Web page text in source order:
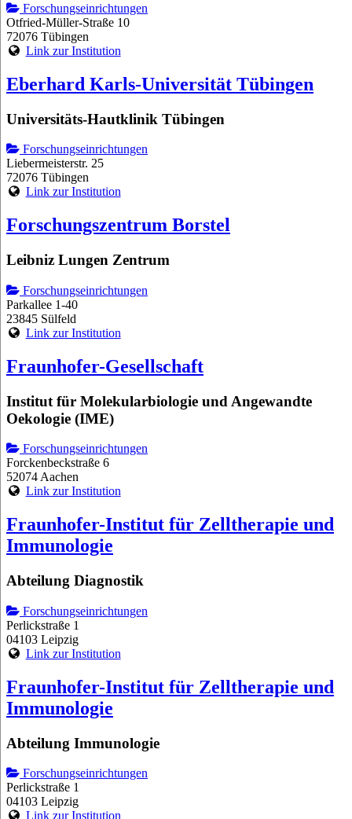
Forschungseinrichtungen
Otfried-Müller-Straße 10
72076 Tübingen
Link zur Institution
Eberhard Karls-Universität Tübingen
Universitäts-Hautklinik Tübingen
Forschungseinrichtungen
Liebermeisterstr. 25
72076 Tübingen
Link zur Institution
Forschungszentrum Borstel
Leibniz Lungen Zentrum
Forschungseinrichtungen
Parkallee 1-40
23845 Sülfeld
Link zur Institution
Fraunhofer-Gesellschaft
Institut für Molekularbiologie und Angewandte
Oekologie (IME)
Forschungseinrichtungen
Forckenbeckstraße 6
52074 Aachen
Link zur Institution
Fraunhofer-Institut für Zelltherapie und
Immunologie
Abteilung Diagnostik
Forschungseinrichtungen
Perlickstraße 1
04103 Leipzig
Link zur Institution
Fraunhofer-Institut für Zelltherapie und
Immunologie
Abteilung Immunologie
Forschungseinrichtungen
Perlickstraße 1
04103 Leipzig
Link zur Institution